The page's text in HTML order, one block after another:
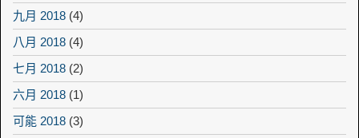
九月 2018 (4)
八月 2018 (4)
七月 2018 (2)
六月 2018 (1)
可能 2018 (3)